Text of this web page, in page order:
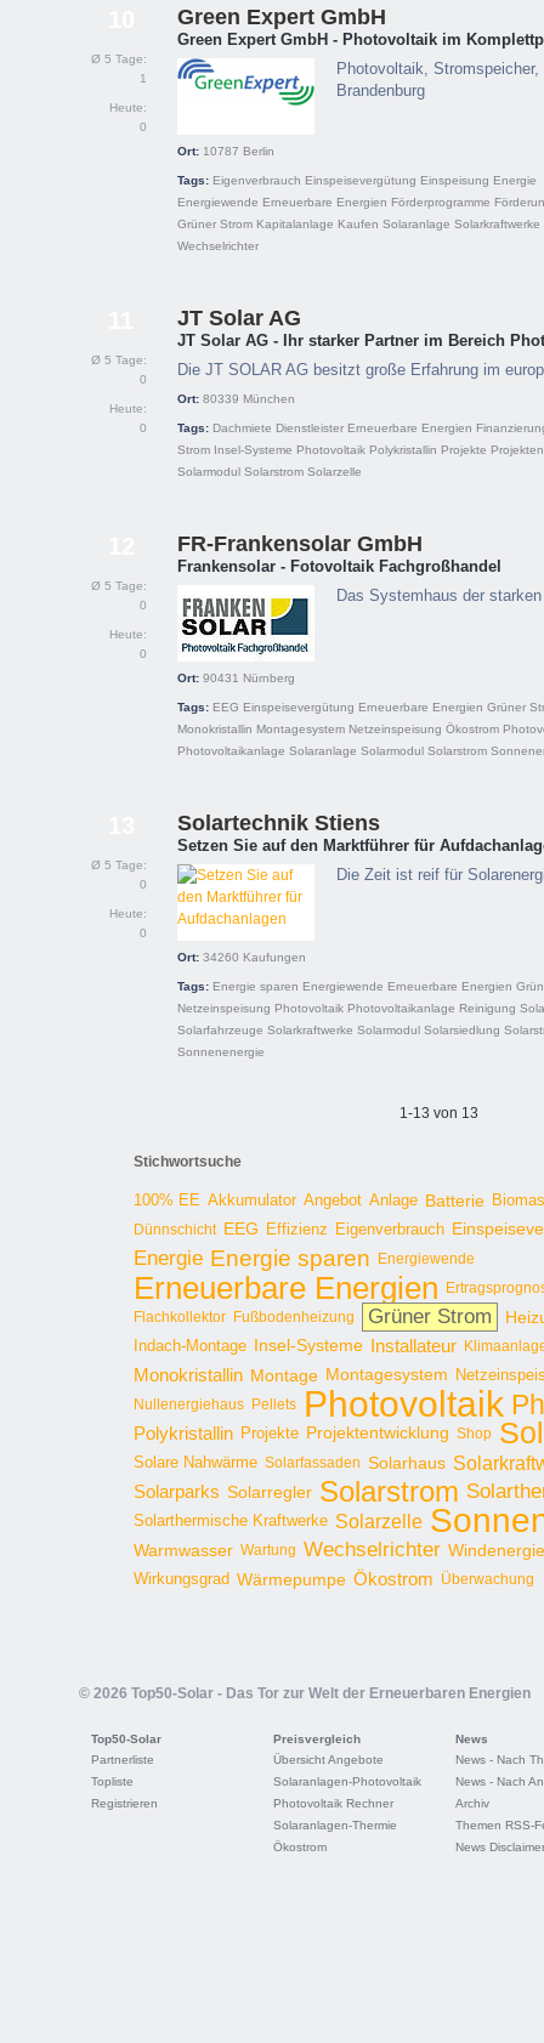
Ø 5 Tage:
1
Heute:
0
Green Expert GmbH
Green Expert GmbH - Photovoltaik im
Photovoltaik,
Brandenburg
Ort: 10787 Berlin
Tags: Eigenverbrauch Einspeisevergütung Einspeisung Energie
Energiewende Erneuerbare Energien Förderprogramme
Grüner Strom Kapitalanlage Kaufen Solaranlage Solarkraftwerke
Wechselrichter
Ø 5 Tage:
0
Heute:
0
JT Solar AG
JT Solar AG - Ihr starker Partner im Bereich
Die JT SOLAR AG besitzt große Erfahrung im
Ort: 80339 München
Tags: Dachmiete Dienstleister Erneuerbare Energien
Strom Insel-Systeme Photovoltaik Polykristallin Projekte
Solarmodul Solarstrom Solarzelle
Ø 5 Tage:
0
Heute:
0
FR-Frankensolar GmbH
Frankensolar - Fotovoltaik Fachgroßhandel
Das Systemhaus der
Ort: 90431 Nürnberg
Tags: EEG Einspeisevergütung Erneuerbare Energien Grüner
Monokristallin Montagesystem Netzeinspeisung Ökostrom
Photovoltaikanlage Solaranlage Solarmodul Solarstrom
Ø 5 Tage:
0
Heute:
0
Solartechnik Stiens
Setzen Sie auf den Marktführer für
Die Zeit ist reif für
Ort: 34260 Kaufungen
Tags: Energie sparen Energiewende Erneuerbare Energien
Netzeinspeisung Photovoltaik Photovoltaikanlage Reinigung
Solarfahrzeuge Solarkraftwerke Solarmodul Solarsiedlung
Sonnenenergie
1-13 von 13
Stichwortsuche
100% EE Akkumulator Angebot Anlage Batterie
Dünnschicht EEG Effizienz Eigenverbrauch
Energie Energie sparen Energiewende
Erneuerbare Energien
Flachkollektor Fußbodenheizung Grüner Strom
Indach-Montage Insel-Systeme Installateur
Monokristallin Montage Montagesystem
Nullenergiehaus Pellets Photovoltaik
Polykristallin Projekte Projektentwicklung Shop
Solare Nahwärme Solarfassaden Solarhaus
Solarparks Solarregler Solarstrom
Solarthermische Kraftwerke Solarzelle
Warmwasser Wartung Wechselrichter Windenergie
Wirkungsgrad Wärmepumpe Ökostrom Überwachung
© 2026 Top50-Solar - Das Tor zur Welt der Erneuerbaren Energien
Top50-Solar
Partnerliste
Topliste
Registrieren
Preisvergleich
Übersicht Angebote
Solaranlagen-Photovoltaik
Photovoltaik Rechner
Solaranlagen-Thermie
Ökostrom
News
News - Nach
News - Nach
Archiv
Themen RSS-
News Disclaimer